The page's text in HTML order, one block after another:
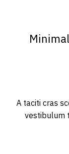
A taciti cras
vestibulum